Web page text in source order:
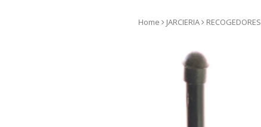
Home JARCIERIA RECOGEDORES